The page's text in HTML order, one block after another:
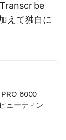
えて独自に
6000
ューティン